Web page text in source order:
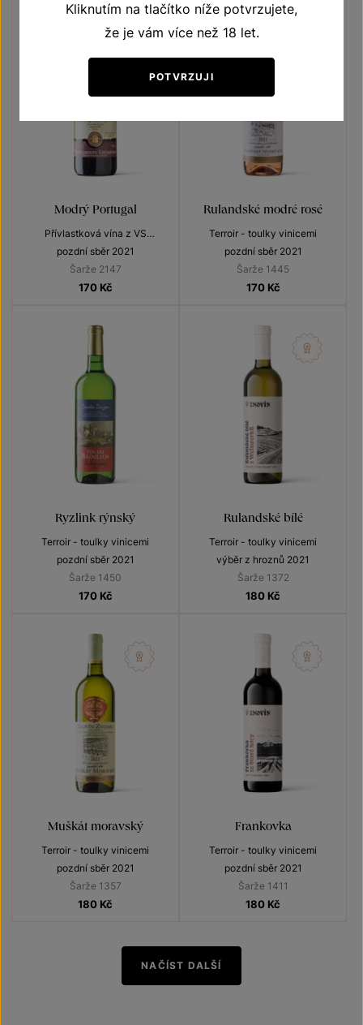
Modrý Portugal
Přívlastková vína z VS
Lechovice
pozdní sběr 2021
Šarže 2147
170 Kč
Rulandské modré rosé
Terroir - toulky vinicemi
pozdní sběr 2021
Šarže 1445
170 Kč
Ryzlink rýnský
Terroir - toulky vinicemi
pozdní sběr 2021
Šarže 1450
170 Kč
Rulandské bílé
Terroir - toulky vinicemi
výběr z hroznů 2021
Šarže 1372
180 Kč
Muškát moravský
Terroir - toulky vinicemi
pozdní sběr 2021
Šarže 1357
180 Kč
Frankovka
Terroir - toulky vinicemi
pozdní sběr 2021
Šarže 1411
180 Kč
NAČÍST DALŠÍ
Kliknutím na tlačítko níže potvrzujete,
že je vám více než 18 let.
POTVRZUJI